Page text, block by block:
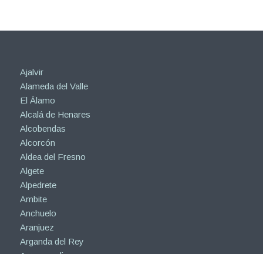
Ajalvir
Alameda del Valle
El Álamo
Alcalá de Henares
Alcobendas
Alcorcón
Aldea del Fresno
Algete
Alpedrete
Ambite
Anchuelo
Aranjuez
Arganda del Rey